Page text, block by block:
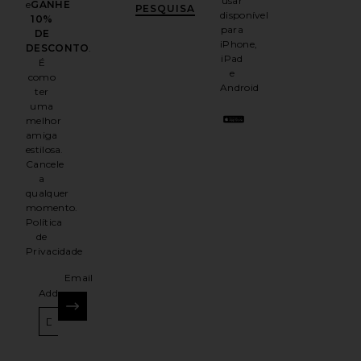
eGANHE
10%
DE
DESCONTO.
É
como
ter
uma
melhor
amiga
estilosa.
Cancele
a
qualquer
momento.
Política
de
Privacidade
Email
Address
PESQUISA
disponível
para
iPhone,
iPad
e
Android